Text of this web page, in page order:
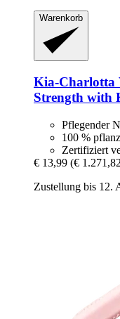
Warenkorb
Kia-Charlotta
Strength with
Pflegender
100 %
Zertifiziert
€ 13,99 (€
Zustellung bis 12.